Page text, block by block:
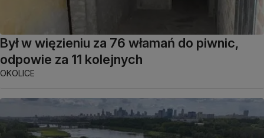
Był w więzieniu za 76 włamań do piwnic,
odpowie za 11 kolejnych
OKOLICE